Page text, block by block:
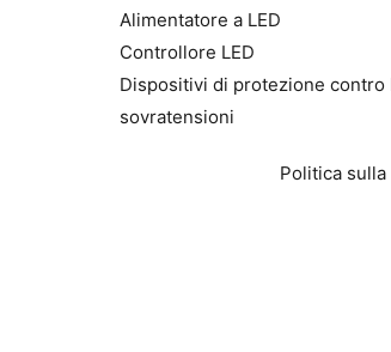
Alimentatore a LED
Controllore LED
Dispositivi di protezione contro
sovratensioni
Politica